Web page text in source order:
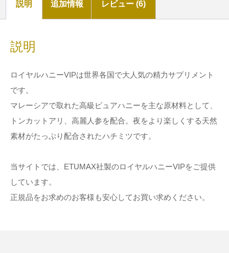
説明 追加情報 レビュー (6)
説明
ロイヤルハニーVIPは世界各国で大人気の精力サプリメント
です。
マレーシアで取れた高級ピュアハニーを主な原材料として、
トンカットアリ、高麗人参を配合。夜をより楽しくする天然
素材がたっぷり配合されたハチミツです。
当サイトでは、ETUMAX社製のロイヤルハニーVIPをご提供
しています。
正規品をお求めのお客様も安心してお買い求めください。